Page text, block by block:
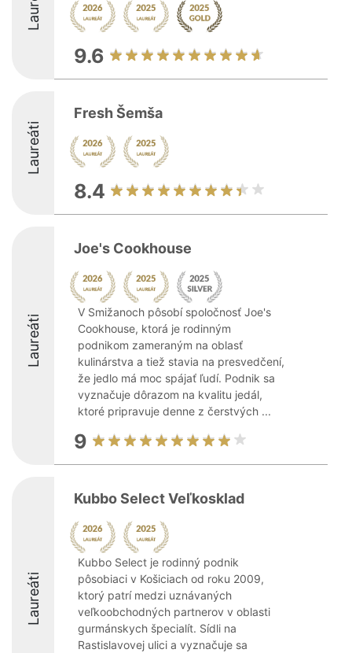
9.6
Laureáti
Fresh Šemša
8.4
Laureáti
Joe's Cookhouse
V Smižanoch pôsobí spoločnosť Joe's
Cookhouse, ktorá je rodinným
podnikom zameraným na oblasť
kulinárstva a tiež stavia na presvedčení,
že jedlo má moc spájať ľudí. Podnik sa
vyznačuje dôrazom na kvalitu jedál,
ktoré pripravuje denne z čerstvých ...
9
Laureáti
Kubbo Select Veľkosklad
Kubbo Select je rodinný podnik
pôsobiaci v Košiciach od roku 2009,
ktorý patrí medzi uznávaných
veľkoobchodných partnerov v oblasti
gurmánskych špecialít. Sídli na
Rastislavovej ulici a vyznačuje sa